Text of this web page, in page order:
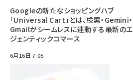
Googleの新たなショッピングハブ
「Universal Cart」とは、検索・Gemini・
Gmailがシームレスに連動する最新の
ジェンティックコマース
6月16日 7:05